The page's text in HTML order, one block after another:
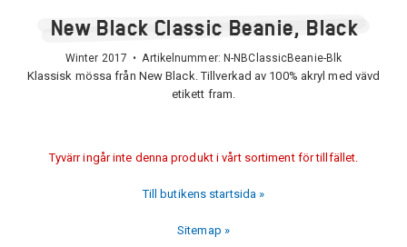
New Black Classic Beanie, Black
Winter 2017 • Artikelnummer: N-NBClassicBeanie-Blk
Klassisk mössa från New Black. Tillverkad av 100% akryl med vävd
etikett fram.
Tyvärr ingår inte denna produkt i vårt sortiment för tillfället.
Till butikens startsida »
Sitemap »